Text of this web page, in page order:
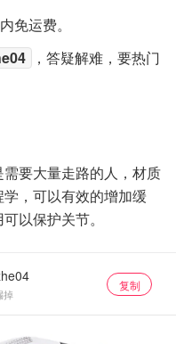
免运费。
，答疑解难，要热门
要大量走路的人，材质
，可以有效的增加缓
以保护关节。
掉
复制